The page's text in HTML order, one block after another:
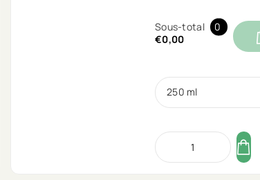
Sous-total
0
€0,00
250 ml